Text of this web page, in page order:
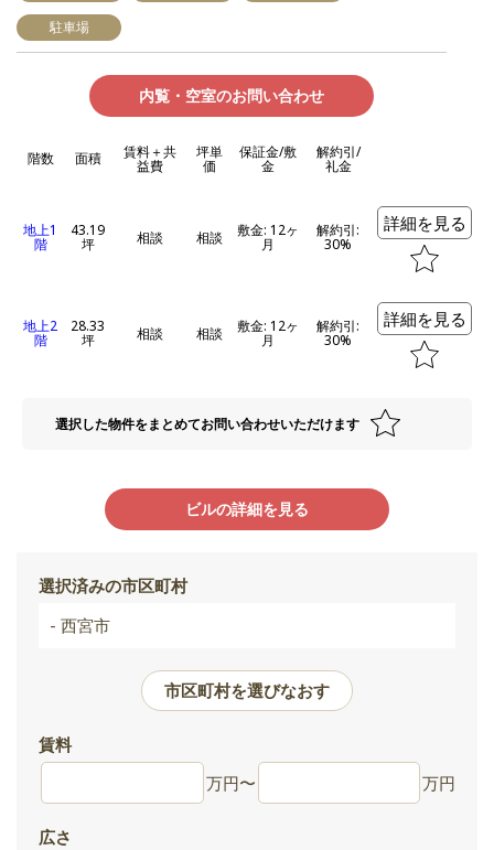
駐車場
内覧・空室のお問い合わせ
階数 面積 賃料＋共
益費
坪単
価
保証金/敷
金
解約引/
礼金
地上1
階
43.19
坪 相談 相談 敷金: 12ヶ
月
解約引:
30%
詳細を見る
地上2
階
28.33
坪 相談 相談 敷金: 12ヶ
月
解約引:
30%
詳細を見る
選択した物件をまとめてお問い合わせいただけます
ビルの詳細を見る
選択済みの市区町村
- 西宮市
市区町村を選びなおす
賃料
万円〜 万円
広さ